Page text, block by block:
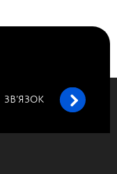
ЗВ’ЯЗОК